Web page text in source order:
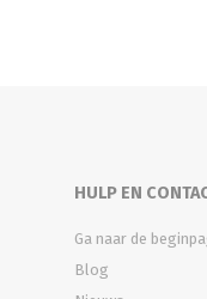
HULP EN
Ga naar de
Blog